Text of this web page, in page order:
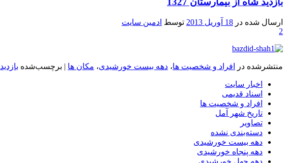
ارسال شده در 18 آوریل 2013 توسط ادمین سایت
2
منتشرشده در افراد و شخصیت ها، دهه بیست خورشیدی، مکان ها | برچسب‌شده بازدید
اخبار سایت
اسناد قدیمی
افراد و شخصیت ها
تاریخ شهر آمل
تصاویر
دسته‌بندی نشده
دهه بیست خورشیدی
دهه پنجاه خورشیدی